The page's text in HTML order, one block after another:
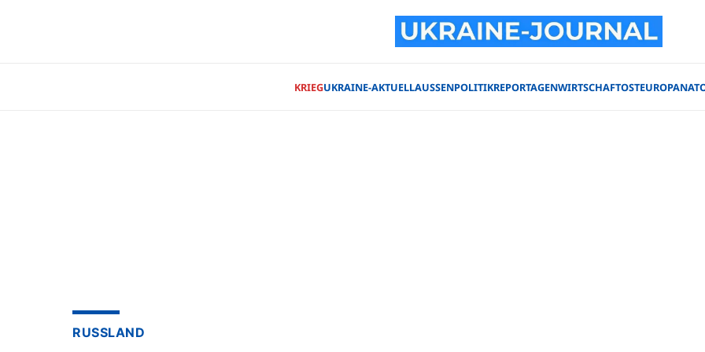
KRIEGUKRAINE-AKTUELLAUSSENPOLITIK REPORTAGENWIRTSCHAFTOSTEUROPA
RUSSLAND